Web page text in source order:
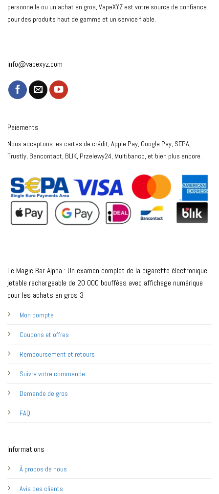
personnelle ou un achat en gros, VapeXYZ est votre source de confiance
pour des produits haut de gamme et un service fiable.
info@vapexyz.com
Le Magic Bar Alpha : Un examen complet de la cigarette électronique
jetable rechargeable de 20 000 bouffées avec affichage numérique
pour les achats en gros 3
Mon compte
Coupons et offres
Remboursement et retours
Suivre votre commande
Demande de gros
FAQ
Informations
À propos de nous
Avis des clients
Paiements
Nous acceptons les cartes de crédit, Apple Pay, Google Pay, SEPA,
Trustly, Bancontact, BLIK, Przelewy24, Multibanco, et bien plus encore.